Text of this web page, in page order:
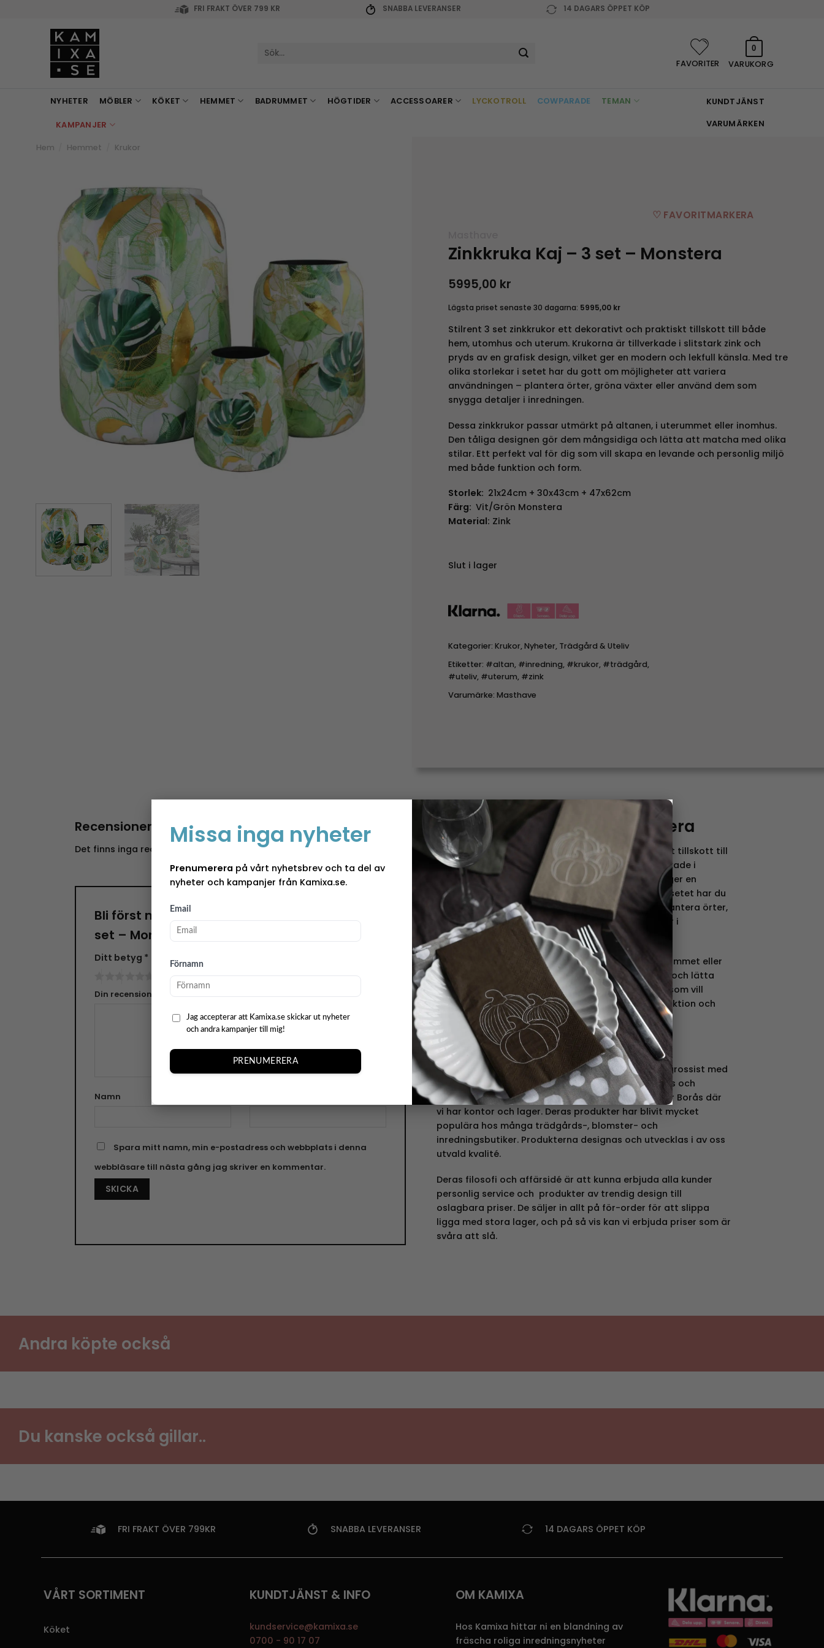
Missa inga nyheter
Prenumerera på vårt nyhetsbrev och ta del av
nyheter och kampanjer från Kamixa.se.
Email
Förnamn
Jag accepterar att Kamixa.se skickar ut nyheter
och andra kampanjer till mig!
PRENUMERERA
×
FRI FRAKT ÖVER 799 KR SNABBA LEVERANSER 14 DAGARS ÖPPET KÖP
Sök
FAVORITER VARUKORG
0
NYHETER MÖBLER KÖKET HEMMET BADRUMMET HÖGTIDER ACCESSOARER LYCKOTROLL COWPARADE TEMAN
KAMPANJER
KUNDTJÄNST
VARUMÄRKEN
Hem Hemmet Krukor
♡ FAVORITMARKERA
Zinkkruka Kaj – 3 set – Monstera
5995,00 kr
Lägsta priset senaste 30 dagarna: 5995,00 kr
Stilrent 3 set zinkkrukor ett dekorativt och praktiskt tillskott till både
hem, utomhus och uterum. Krukorna är tillverkade i slitstark zink och
pryds av en grafisk design, vilket ger en modern och lekfull känsla. Med tre
olika storlekar i setet har du gott om möjligheter att variera
användningen – plantera örter, gröna växter eller använd dem som
snygga detaljer i inredningen.
Dessa zinkkrukor passar utmärkt på altanen, i uterummet eller inomhus.
Den tåliga designen gör dem mångsidiga och lätta att matcha med olika
stilar. Ett perfekt val för dig som vill skapa en levande och personlig miljö
med både funktion och form.
Storlek: 21x24cm + 30x43cm + 47x62cm
Färg: Vit/Grön Monstera
Material: Zink
Slut i lager
Kategorier: Krukor,Nyheter, Trädgård & Uteliv
Etiketter: #altan, #inredning, #krukor, #trädgård,
#uteliv, #uterum, #zink
Varumärke: Masthave
Recensioner
Det finns inga recensioner än.
Bli först med att recensera ”Zinkkruka Kaj – 3
set – Monstera”
Ditt betyg *
Din recension
Namn
Spara mitt namn, min e-postadress och webbplats i denna
webbläsare till nästa gång jag skriver en kommentar.
Zinkkruka Kaj – 3 set – Monstera
Stilrent 3 set zinkkrukor ett dekorativt och praktiskt tillskott till
både hem, utomhus och uterum. Krukorna är tillverkade i
slitstark zink och pryds av en grafisk design, vilket ger en
modern och lekfull känsla. Med tre olika storlekar i setet har du
gott om möjligheter att variera användningen – plantera örter,
gröna växter eller använd dem som snygga detaljer i
inredningen.
Dessa zinkkrukor passar utmärkt på altanen, i uterummet eller
inomhus. Den tåliga designen gör dem mångsidiga och lätta
att matcha med olika stilar. Ett perfekt val för dig som vill
skapa en levande och personlig miljö med både funktion och
Masthave
Mast Have har funnits sen 2014 och är en växande grossist med
ett heltäckande sortiment av krukor, korg, plåt, glas och
presentartiklar. Företaget ligger i Sandared utanför Borås där
vi har kontor och lager. Deras produkter har blivit mycket
populära hos många trädgårds-, blomster- och
inredningsbutiker. Produkterna designas och utvecklas i av oss
utvald kvalité.
Deras filosofi och affärsidé är att kunna erbjuda alla kunder
personlig service och produkter av trendig design till
oslagbara priser. De säljer in allt på för-order för att slippa
ligga med stora lager, och på så vis kan vi erbjuda priser som är
svåra att slå.
Andra köpte också
Du kanske också gillar..
FRI FRAKT ÖVER 799KR SNABBA LEVERANSER 14 DAGARS ÖPPET KÖP
VÅRT SORTIMENT
Köket
KUNDTJÄNST & INFO
kundservice@kamixa.se
0700 - 90 17 07
OM KAMIXA
Hos Kamixa hittar ni en blandning av
fräscha roliga inredningsnyheter